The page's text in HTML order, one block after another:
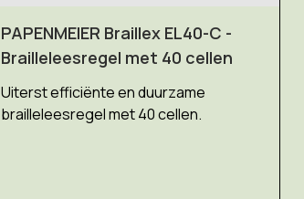
PAPENMEIER Braillex EL40-C -
Brailleleesregel met 40 cellen
Uiterst efficiënte en duurzame
brailleleesregel met 40 cellen.